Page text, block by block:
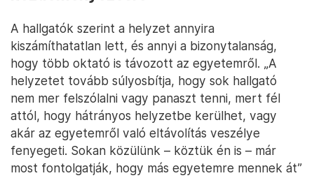
A hallgatók szerint a helyzet annyira
kiszámíthatatlan lett, és annyi a bizonytalanság,
hogy több oktató is távozott az egyetemről. „A
helyzetet tovább súlyosbítja, hogy sok hallgató
nem mer felszólalni vagy panaszt tenni, mert fél
attól, hogy hátrányos helyzetbe kerülhet, vagy
akár az egyetemről való eltávolítás veszélye
fenyegeti. Sokan közülünk – köztük én is – már
most fontolgatják, hogy más egyetemre mennek át”